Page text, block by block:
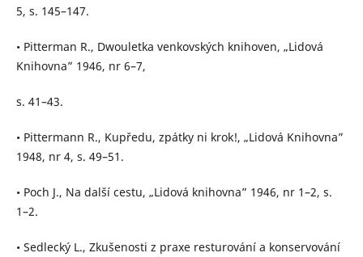
5, s. 145–147.
• Pitterman R., Dwouletka venkovských knihoven, „Lidová
Knihovna” 1946, nr 6–7,
s. 41–43.
• Pittermann R., Kupředu, zpátky ni krok!, „Lidová Knihovna”
1948, nr 4, s. 49–51.
• Poch J., Na další cestu, „Lidová knihovna” 1946, nr 1–2, s.
1–2.
• Sedlecký L., Zkušenosti z praxe resturování a konservování